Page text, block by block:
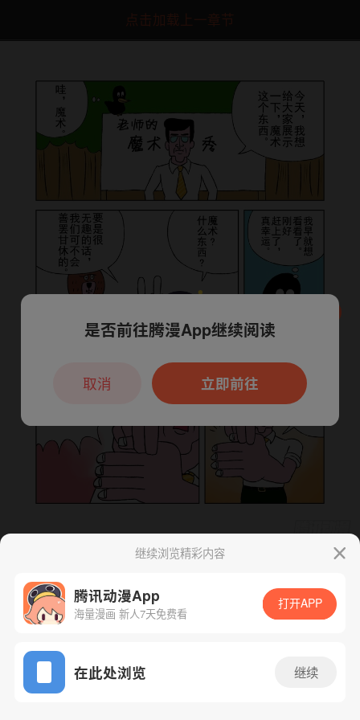
点击加载上一章节
App免费看
下一话 腾漫App免费看
继续浏览精彩内容
腾讯动漫App
海量漫画 新人7天免费看
打开APP
在此处浏览 继续
本章节仅支持App阅读，可打开App新用
户7天免费看
是否前往腾漫App继续阅读
立即前往
取消